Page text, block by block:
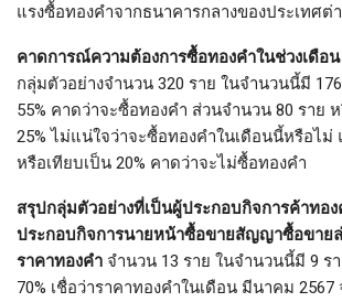
แรงซื้อทองคำจากธนาคารกลางของประเทศต่
คาดการณ์ความต้องการซื้อทองคำในช่วงเดือ
กลุ่มตัวอย่างจำนวน 320 ราย ในจำนวนนี้มี
55% คาดว่าจะซื้อทองคำ ส่วนจำนวน 80 ราย
25% ไม่แน่ใจว่าจะซื้อทองคำในเดือนนี้หรือไม่
หรือเทียบเป็น 20% คาดว่าจะไม่ซื้อทองคำ
สรุปกลุ่มตัวอย่างที่เป็นผู้ประกอบกิจการค้าทอ
ประกอบกิจการนายหน้าซื้อขายสัญญาซื้อขายล่
ราคาทองคำ จำนวน 13 ราย ในจำนวนนี้มี 9 ร
70% เชื่อว่าราคาทองคำในเดือน มีนาคม